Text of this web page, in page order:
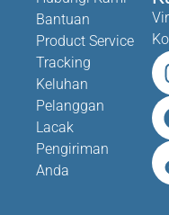
Bantuan
Product Service
Tracking
Keluhan
Pelanggan
Lacak
Pengiriman
Anda